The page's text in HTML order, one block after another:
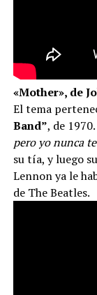
«Mother», de
El tema
Band”, de
pero yo nunca
su tía, y luego
Lennon ya le
de The Beatles.